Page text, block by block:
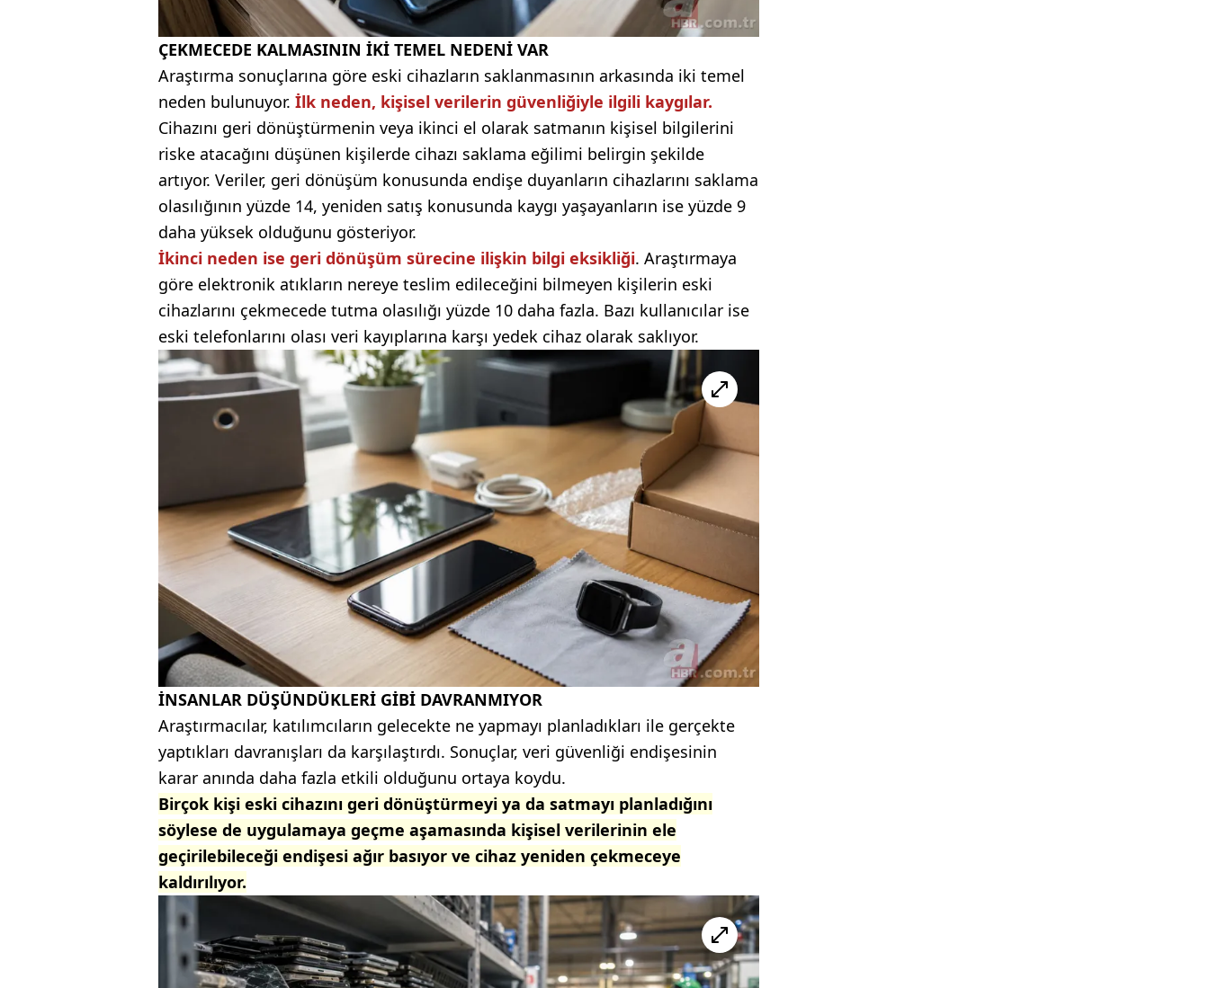
ÇEKMECEDE KALMASININ İKİ TEMEL NEDENİ VAR
Araştırma sonuçlarına göre eski cihazların saklanmasının arkasında iki temel
neden bulunuyor. İlk neden, kişisel verilerin güvenliğiyle ilgili kaygılar.
Cihazını geri dönüştürmenin veya ikinci el olarak satmanın kişisel bilgilerini
riske atacağını düşünen kişilerde cihazı saklama eğilimi belirgin şekilde
artıyor. Veriler, geri dönüşüm konusunda endişe duyanların cihazlarını saklama
olasılığının yüzde 14, yeniden satış konusunda kaygı yaşayanların ise yüzde 9
daha yüksek olduğunu gösteriyor.
İkinci neden ise geri dönüşüm sürecine ilişkin bilgi eksikliği. Araştırmaya
göre elektronik atıkların nereye teslim edileceğini bilmeyen kişilerin eski
cihazlarını çekmecede tutma olasılığı yüzde 10 daha fazla. Bazı kullanıcılar ise
eski telefonlarını olası veri kayıplarına karşı yedek cihaz olarak saklıyor.
İNSANLAR DÜŞÜNDÜKLERİ GİBİ DAVRANMIYOR
Araştırmacılar, katılımcıların gelecekte ne yapmayı planladıkları ile gerçekte
yaptıkları davranışları da karşılaştırdı. Sonuçlar, veri güvenliği endişesinin
karar anında daha fazla etkili olduğunu ortaya koydu.
Birçok kişi eski cihazını geri dönüştürmeyi ya da satmayı planladığını
söylese de uygulamaya geçme aşamasında kişisel verilerinin ele
geçirilebileceği endişesi ağır basıyor ve cihaz yeniden çekmeceye
kaldırılıyor.